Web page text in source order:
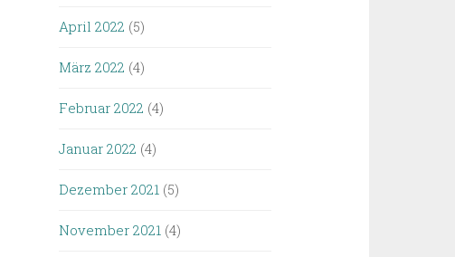
April 2022 (5)
März 2022 (4)
Februar 2022 (4)
Januar 2022 (4)
Dezember 2021 (5)
November 2021 (4)